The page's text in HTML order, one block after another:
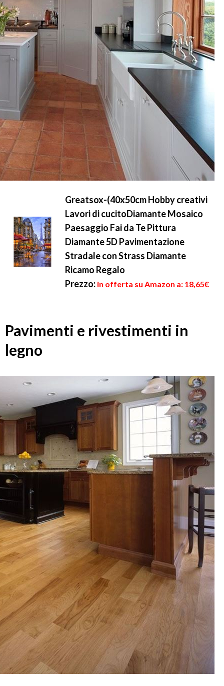
Greatsox-(40x50cm Hobby creativi
Lavori di cucitoDiamante Mosaico
Paesaggio Fai da Te Pittura
Diamante 5D Pavimentazione
Stradale con Strass Diamante
Ricamo Regalo
Prezzo: in offerta su Amazon a: 18,65€
Pavimenti e rivestimenti in
legno